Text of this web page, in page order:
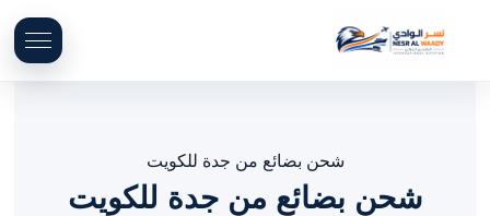
شحن بضائع من جدة للكويت
شحن بضائع من جدة للكويت